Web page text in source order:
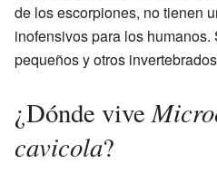
de los escorpiones, no tienen
inofensivos para los
pequeños y otros
¿Dónde vive
cavicola?